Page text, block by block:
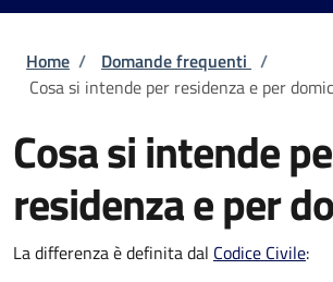
Briciole di pane
Home / Domande frequenti /
Cosa si intende per residenza e per
Cosa si intende
residenza e per
La differenza è definita dal Codice Civile: